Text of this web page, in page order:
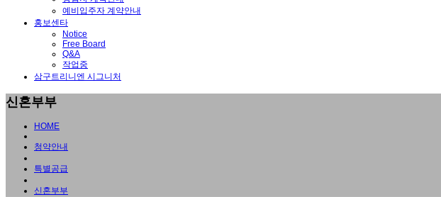
예비입주자 계약안내
홍보센타
Notice
Free Board
Q&A
작업중
삼구트리니엔 시그니처
신혼부부
HOME
청약안내
특별공급
신혼부부